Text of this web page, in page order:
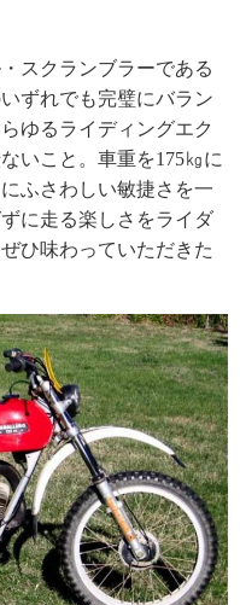
スクランブラーである
ずれでも完璧にバラン
ゆるライディングエク
いこと。車重を175㎏に
ふさわしい敏捷さを一
に走る楽しさをライダ
ひ味わっていただきた